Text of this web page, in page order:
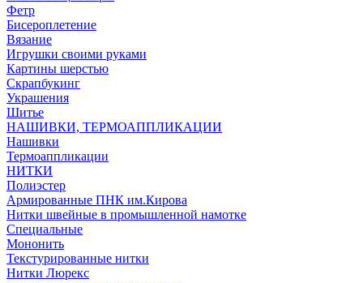
Фетр
Бисероплетение
Вязание
Игрушки своими руками
Картины шерстью
Скрапбукинг
Украшения
Шитье
НАШИВКИ, ТЕРМОАППЛИКАЦИИ
Нашивки
Термоаппликации
НИТКИ
Полиэстер
Армированные ПНК им.Кирова
Нитки швейные в промышленной намотке
Специальные
Мононить
Текстурированные нитки
Нитки Люрекс